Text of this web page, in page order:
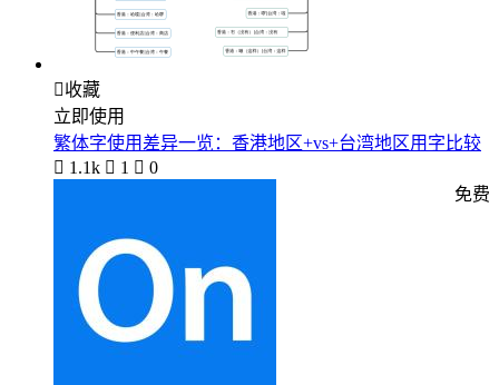
收藏
立即使用
繁体字使用差异一览：香港地区+vs+台湾地区用字比较
 1.1k  1  0
免费